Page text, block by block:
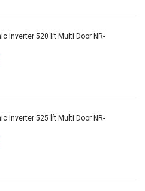
khử mùi:
Công nghệ
Blue Ag
thực phẩm:
Inverter 520 lít Multi Door NR-
Inverter 525 lít Multi Door NR-